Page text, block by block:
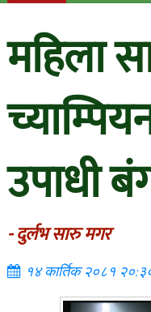
महिला
उपाधी
- दुर्लभ सारु मगर
१४ कार्तिक २०८१